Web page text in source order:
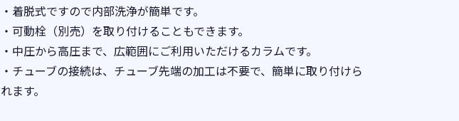
・着脱式ですので内部洗浄が簡単です。
・可動栓（別売）を取り付けることもできます。
・中圧から高圧まで、広範囲にご利用いただけるカラムです。
・チューブの接続は、チューブ先端の加工は不要で、簡単に取り付けら
れます。